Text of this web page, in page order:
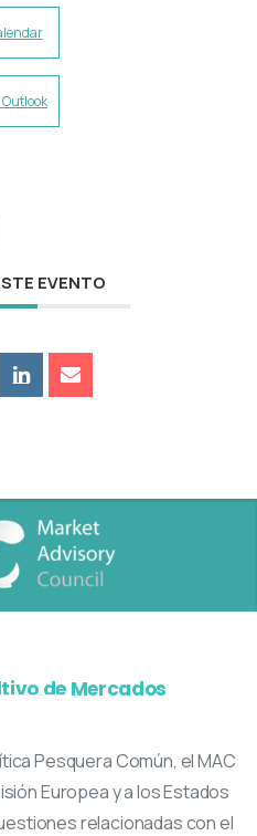
EVENTO
de Mercados
Pesquera Común, el MAC
Europea y a los Estados
relacionadas con el